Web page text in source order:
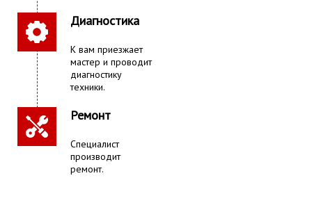
Диагностика
К вам приезжает
мастер и проводит
диагностику
техники.
Ремонт
Специалист
производит
ремонт.